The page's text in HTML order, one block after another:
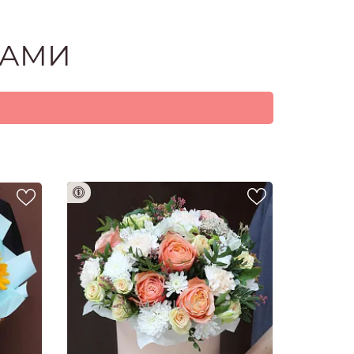
женщине
коллеге
маме
100%